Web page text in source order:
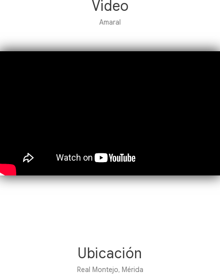
Video
Amaral
Ubicación
Real Montejo, Mérida